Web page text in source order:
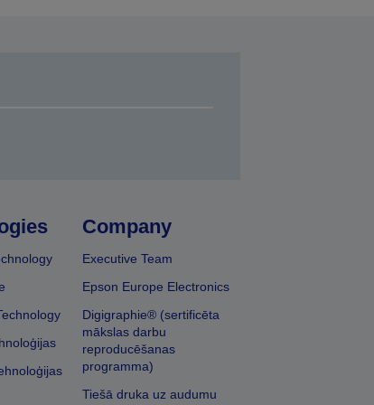
Company
Executive Team
Epson Europe Electronics
Digigraphie® (sertificēta
mākslas darbu
reproducēšanas
programma)
Tiešā druka uz audumu